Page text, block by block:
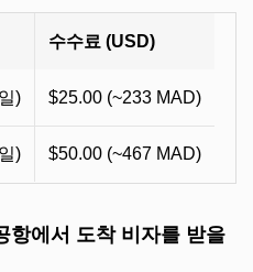
수수료 (USD)
) $25.00 (~233 MAD)
) $50.00 (~467 MAD)
항에서 도착 비자를 받을